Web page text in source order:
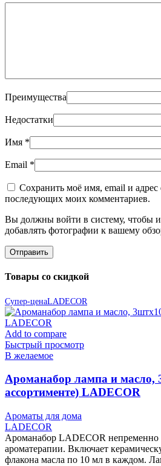
Преимущества
Недостатки
Имя *
Email *
Сохранить моё имя, email и адрес
последующих моих комментариев.
Вы должны войти в систему, чтобы
добавлять фотографии к вашему
Товары со скидкой
Супер-ценаLADECOR
Add to compare
Быстрый просмотр
В желаемое
Ароманабор лампа и масло,
ассортименте) LADECOR
Ароматы для дома
LADECOR
Ароманабор LADECOR непременно
ароматерапии. Включает
флакона масла по 10 мл в каждом.